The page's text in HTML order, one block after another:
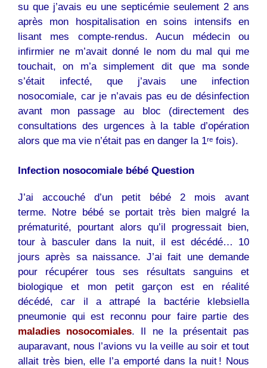
su que j’avais eu une septicémie seulement 2 ans
après mon hospitalisation en soins intensifs en
lisant mes compte-rendus. Aucun médecin ou
infirmier ne m’avait donné le nom du mal qui me
touchait, on m’a simplement dit que ma sonde
s’était infecté, que j’avais une infection
nosocomiale, car je n’avais pas eu de désinfection
avant mon passage au bloc (directement des
consultations des urgences à la table d’opération
alors que ma vie n’était pas en danger la 1ʳᵉ fois).
Infection nosocomiale bébé Question
J’ai accouché d’un petit bébé 2 mois avant
terme. Notre bébé se portait très bien malgré la
prématurité, pourtant alors qu’il progressait bien,
tour à basculer dans la nuit, il est décédé… 10
jours après sa naissance. J’ai fait une demande
pour récupérer tous ses résultats sanguins et
biologique et mon petit garçon est en réalité
décédé, car il a attrapé la bactérie klebsiella
pneumonie qui est reconnu pour faire partie des
maladies nosocomiales. Il ne la présentait pas
auparavant, nous l’avions vu la veille au soir et tout
allait très bien, elle l’a emporté dans la nuit ! Nous